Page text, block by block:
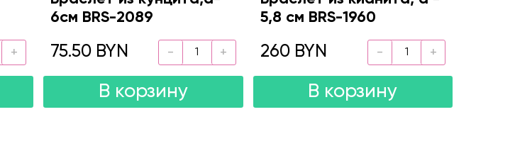
6см BRS-2089
75.50 BYN
В корзину
5,8 см BRS-1960
260 BYN
В корзину